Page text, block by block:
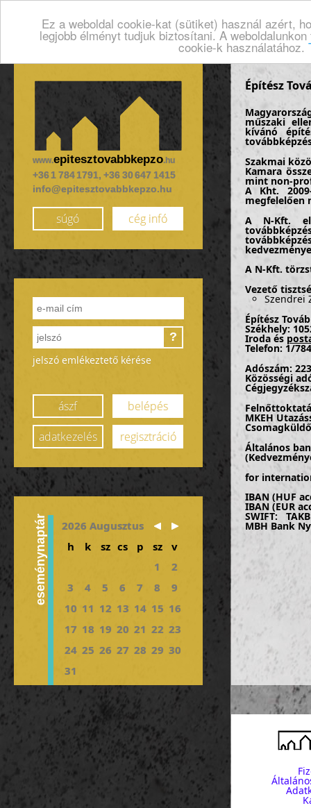
Ez a weboldal cookie-kat (sütiket) használ azért,
legjobb élményt tudjuk biztosítani. A
cookie-k használatához.
www.epitesztovabbkepzo.hu
+36 1 784 1791, +36 30 647 1415
info@epitesztovabbkepzo.hu
súgó cég infó
?
jelszó emlékeztető kérése
ászf
belépés
adatkezelés
regisztráció
eseménynaptár
2026 Augusztus
h
k sz cs p sz
v
1
2
3
4 5 6 7 8
9
10 11 12 13 14 15 16
17 18 19 20 21 22 23
24 25 26 27 28 29 30
31
Építész
műszaki
kívánó
Szakmai
Kamara
mint non-
A Kht.
megfelelően
A N-Kft.
A N-Kft.
Vezető
Szendrei
Építész
Székhely:
Iroda és
Telefon: 1/
Adószám:
Közösségi
MKEH
Általános
for
IBAN (HUF
IBAN (EUR
SWIFT:
MBH Bank